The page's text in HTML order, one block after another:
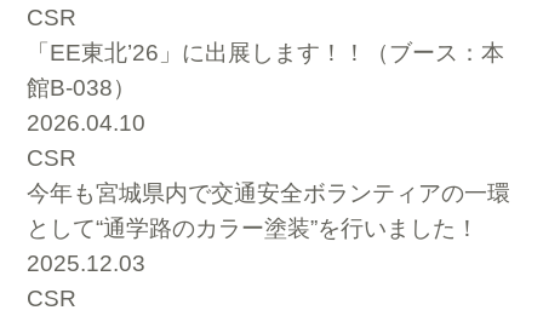
CSR
「EE東北’26」に出展します！！（ブース：本
館B-038）
2026.04.10
CSR
今年も宮城県内で交通安全ボランティアの一環
として“通学路のカラー塗装”を行いました！
2025.12.03
CSR